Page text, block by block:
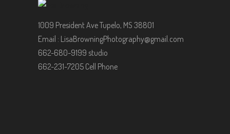
1009 President Ave Tupelo, MS 38801
Email : LisaBrowningPhotography@gmail.com
662-680-9199 studio
662-231-7205 Cell Phone